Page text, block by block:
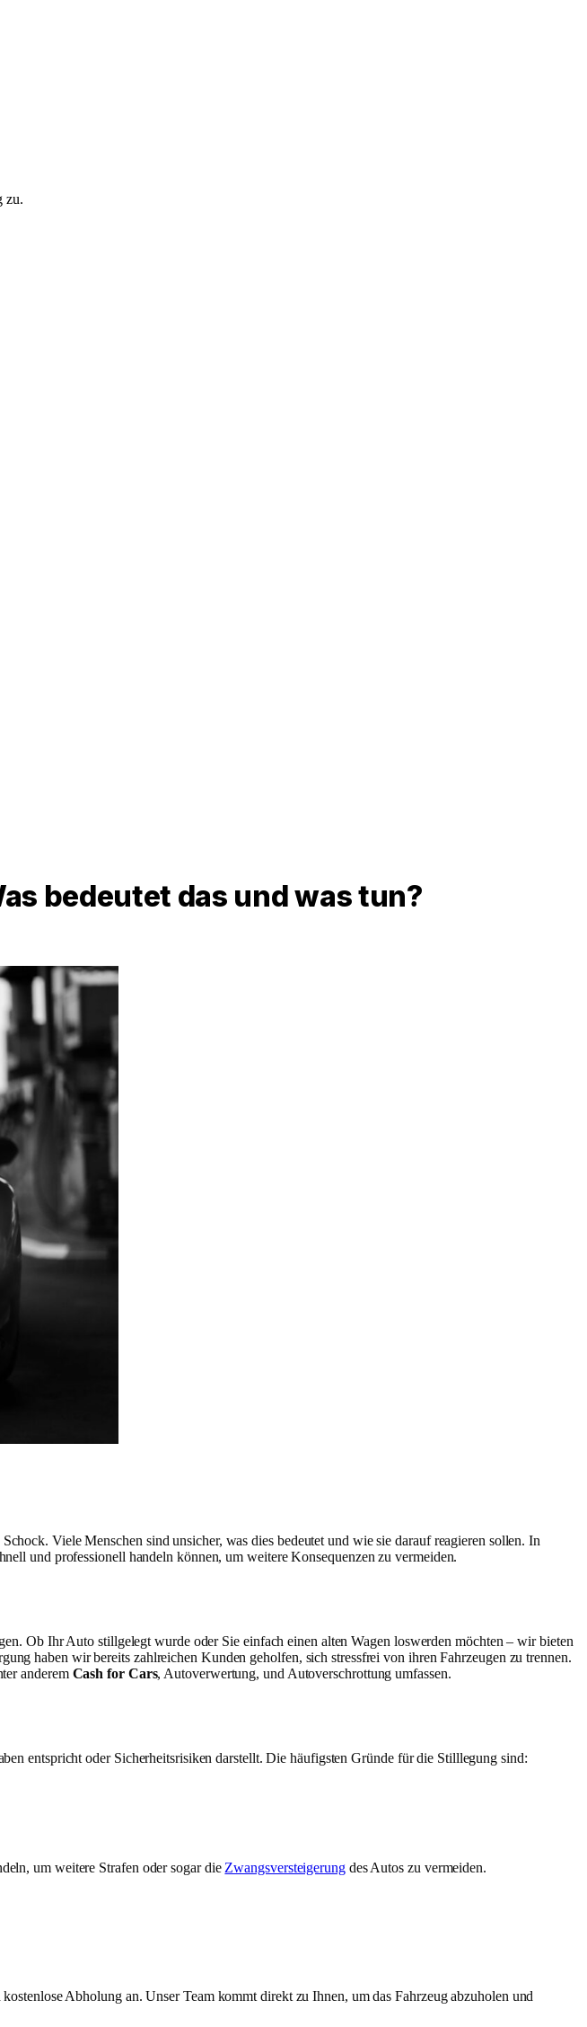
zu.
bedeutet das und was tun?
Viele Menschen sind unsicher, was dies bedeutet und wie sie darauf reagieren sollen. In
und professionell handeln können, um weitere Konsequenzen zu vermeiden.
Ob Ihr Auto stillgelegt wurde oder Sie einfach einen alten Wagen loswerden möchten – wir bieten
haben wir bereits zahlreichen Kunden geholfen, sich stressfrei von ihren Fahrzeugen zu trennen.
anderem Cash for Cars, Autoverwertung, und Autoverschrottung umfassen.
entspricht oder Sicherheitsrisiken darstellt. Die häufigsten Gründe für die Stilllegung sind:
um weitere Strafen oder sogar die Zwangsversteigerungdes Autos zu vermeiden.
Abholung an. Unser Team kommt direkt zu Ihnen, um das Fahrzeug abzuholen und